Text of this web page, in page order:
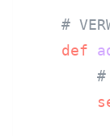
#
def
#